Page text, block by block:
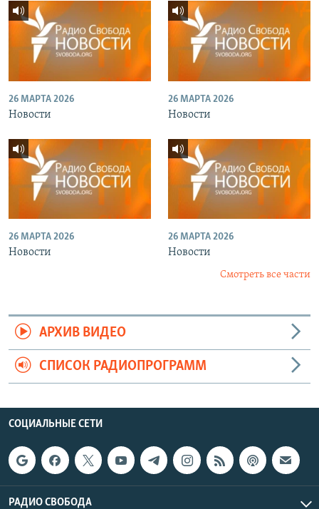
26 МАРТА 2026
Новости
26 МАРТА 2026
Новости
26 МАРТА 2026
Новости
26 МАРТА 2026
Новости
Смотреть все части
АРХИВ ВИДЕО
СПИСОК РАДИОПРОГРАММ
СОЦИАЛЬНЫЕ СЕТИ
РАДИО СВОБОДА